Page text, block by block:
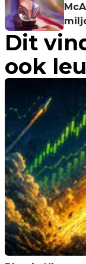
Dit
ook